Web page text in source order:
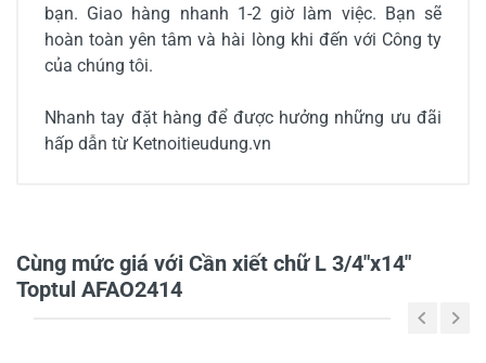
bạn. Giao hàng nhanh 1-2 giờ làm việc. Bạn sẽ
hoàn toàn yên tâm và hài lòng khi đến với Công ty
của chúng tôi.
Nhanh tay đặt hàng để được hưởng những ưu đãi
hấp dẫn từ Ketnoitieudung.vn
Cùng mức giá với Cần xiết chữ L 3/4"x14"
Toptul AFAO2414